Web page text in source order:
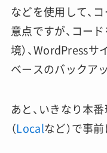
などを使用して、
意点ですが、コー
境）、WordPress
ベースのバックア
あと、いきなり本
（Localなど）で事